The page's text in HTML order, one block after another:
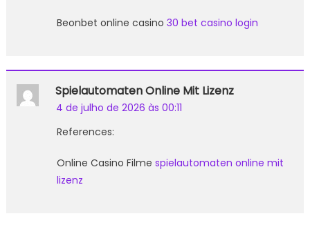
Beonbet online casino 30 bet casino login
Spielautomaten Online Mit Lizenz
4 de julho de 2026 às 00:11
References:
Online Casino Filme spielautomaten online mit
lizenz